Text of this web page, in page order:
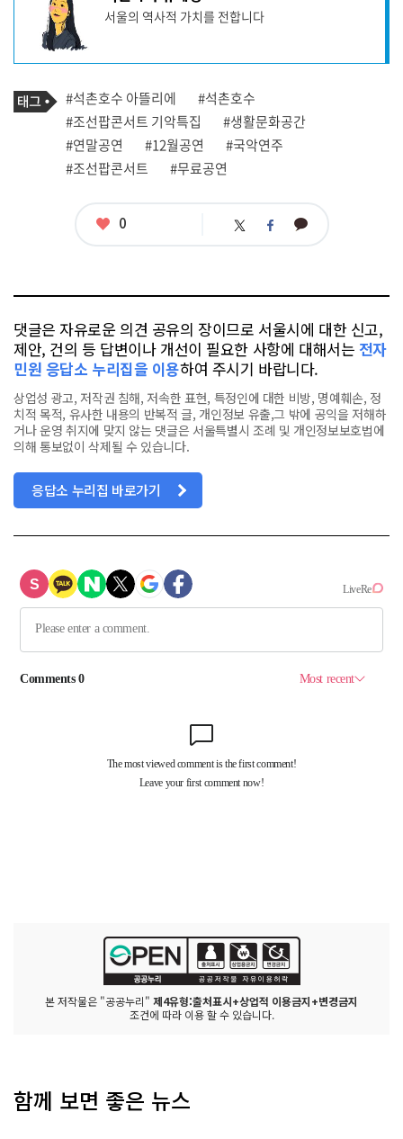
프
필
서울의 역사적 가치를 전합니다
기
사
관
련
태
그
태
그
#석촌호수 아뜰리에
#석촌호수
#조선팝콘서트 기악특집
#생활문화공간
#연말공연
#12월공연
#국악연주
#조선팝콘서트
#무료공연
좋
0 트 페 카
댓글은 자유로운 의견 공유의 장이므로 서울시에 대한 신고,
제안, 건의 등 답변이나 개선이 필요한 사항에 대해서는 전자
민원 응답소 누리집을 이용하여 주시기 바랍니다.
상업성 광고, 저작권 침해, 저속한 표현, 특정인에 대한 비방, 명예훼손, 정
치적 목적, 유사한 내용의 반복적 글, 개인정보 유출,그 밖에 공익을 저해하
거나 운영 취지에 맞지 않는 댓글은 서울특별시 조례 및 개인정보보호법에
의해 통보없이 삭제될 수 있습니다.
응답소 누리집 바로가기
본 저작물은 "공공누리" 제4유형:출처표시+상업적 이용금지+변경금지
조건에 따라 이용 할 수 있습니다.
함께 보면 좋은 뉴스